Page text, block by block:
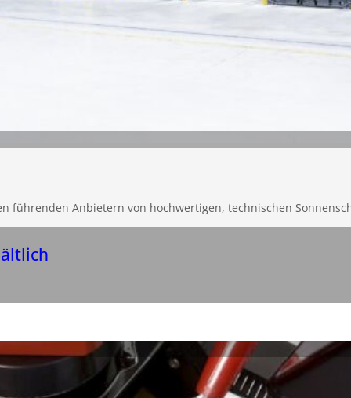
führenden Anbietern von hochwertigen, technischen